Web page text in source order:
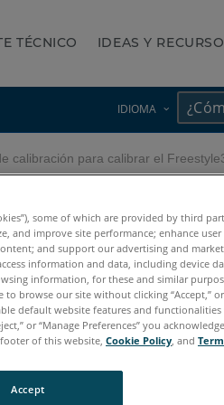
TÉCNICO IDEAS Y
IDIOMA
calibración para calibrar el
calibrar el
some of which are provided by third
and improve site performance; enhance user
and support our advertising and
information and data, including device
information, for these and similar
browse our site without clicking “Accept,”
default website features and
or “Manage Preferences” you
of this website, Cookie Policy, and
Accept